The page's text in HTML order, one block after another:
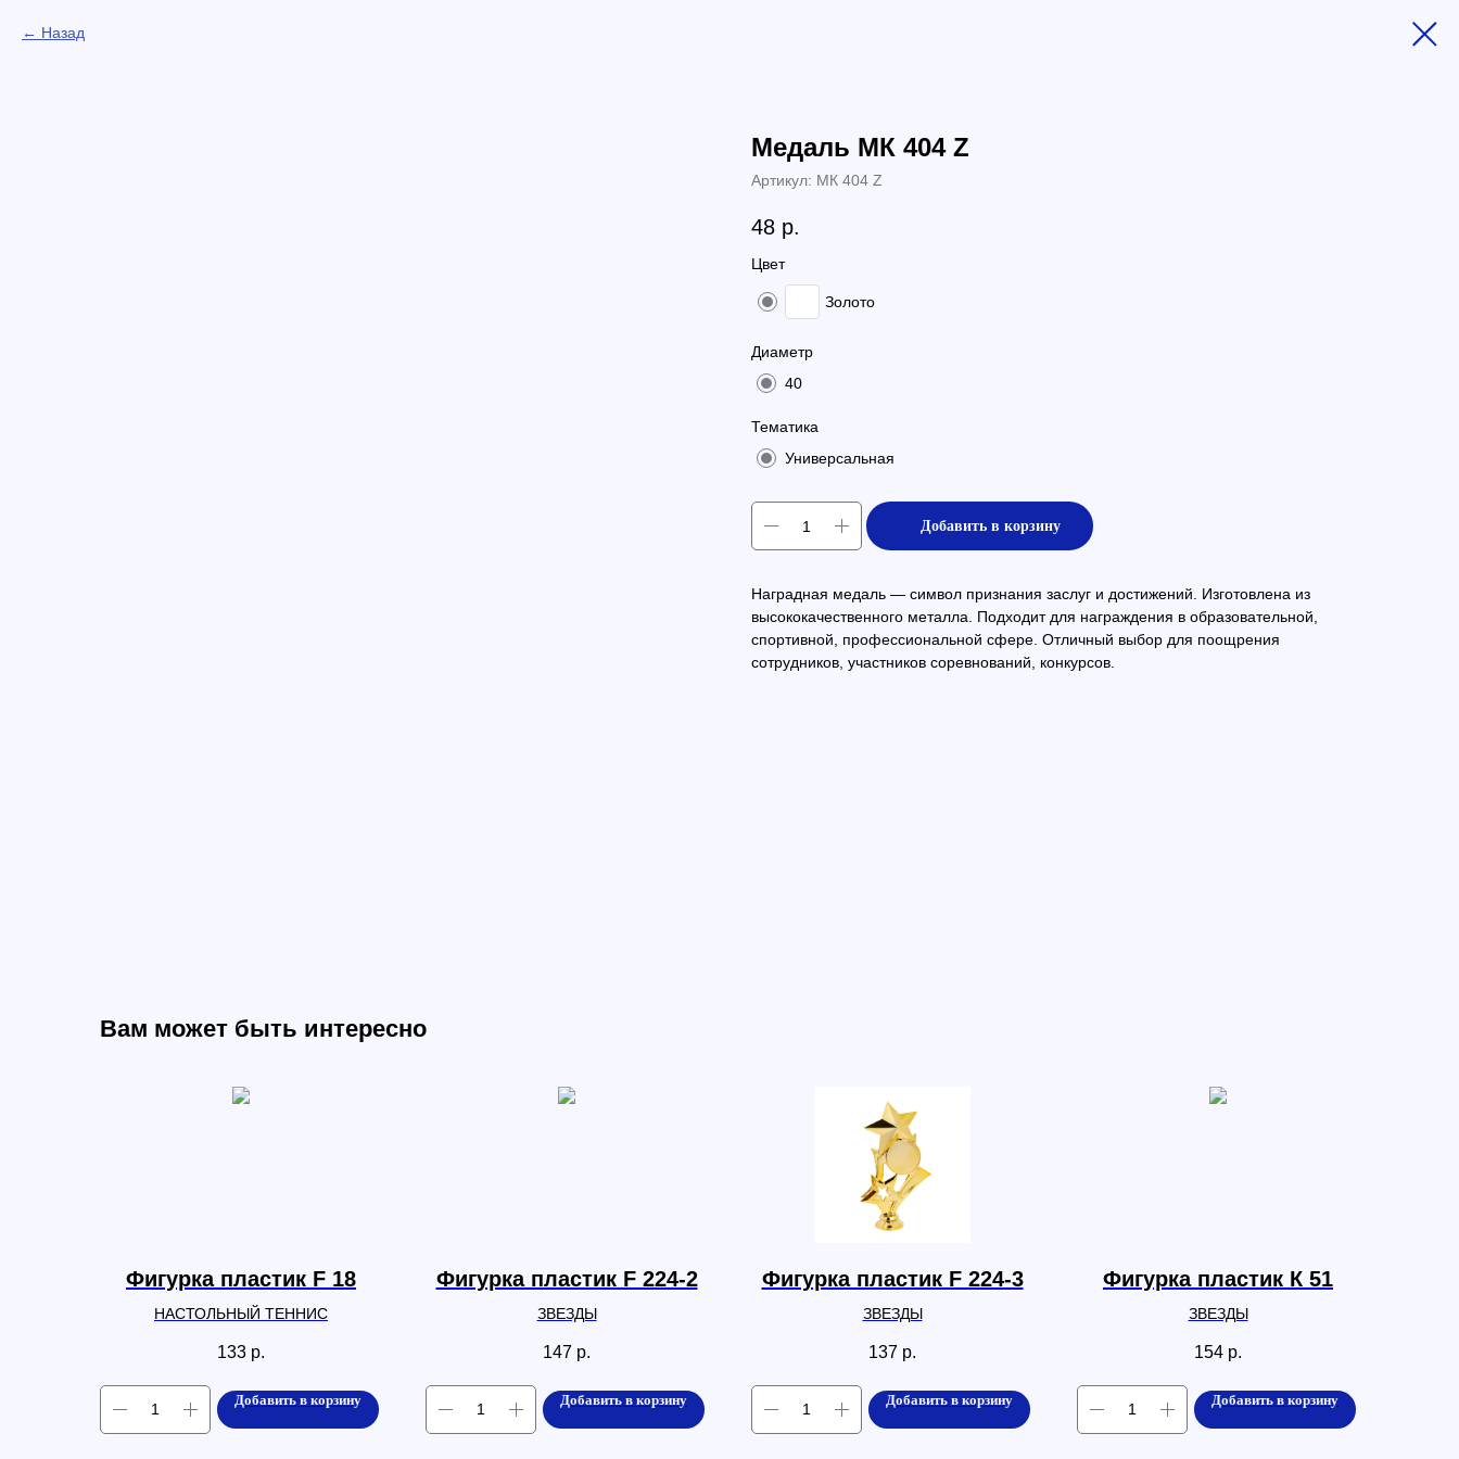
Назад
Медаль МК 404 Z
Артикул: МК 404 Z
48 р.
Цвет
Золото
Диаметр
40
Тематика
Универсальная
Добавить в корзину
Наградная медаль — символ признания заслуг и достижений. Изготовлена из
высококачественного металла. Подходит для награждения в образовательной,
спортивной, профессиональной сфере. Отличный выбор для поощрения
сотрудников, участников соревнований, конкурсов.
Вам может быть интересно
Фигурка пластик F 18
НАСТОЛЬНЫЙ ТЕННИС
133 р.
Добавить в корзину
Фигурка пластик F 224-2
ЗВЕЗДЫ
147 р.
Добавить в корзину
Фигурка пластик F 224-3
ЗВЕЗДЫ
137 р.
Добавить в корзину
Фигурка пластик К 51
ЗВЕЗДЫ
154 р.
Добавить в корзину